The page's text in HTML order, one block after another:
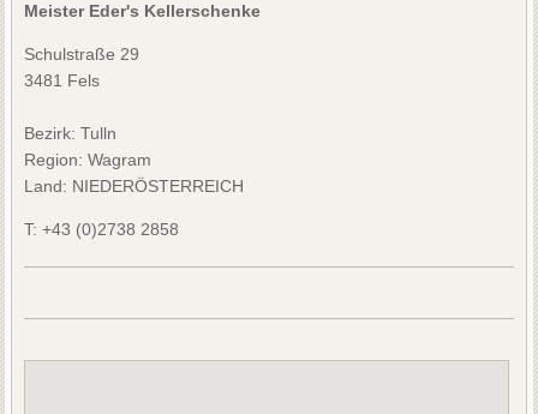
Meister Eder's Kellerschenke
Schulstraße 29
3481 Fels
Bezirk: Tulln
Region: Wagram
Land: NIEDERÖSTERREICH
T: +43 (0)2738 2858